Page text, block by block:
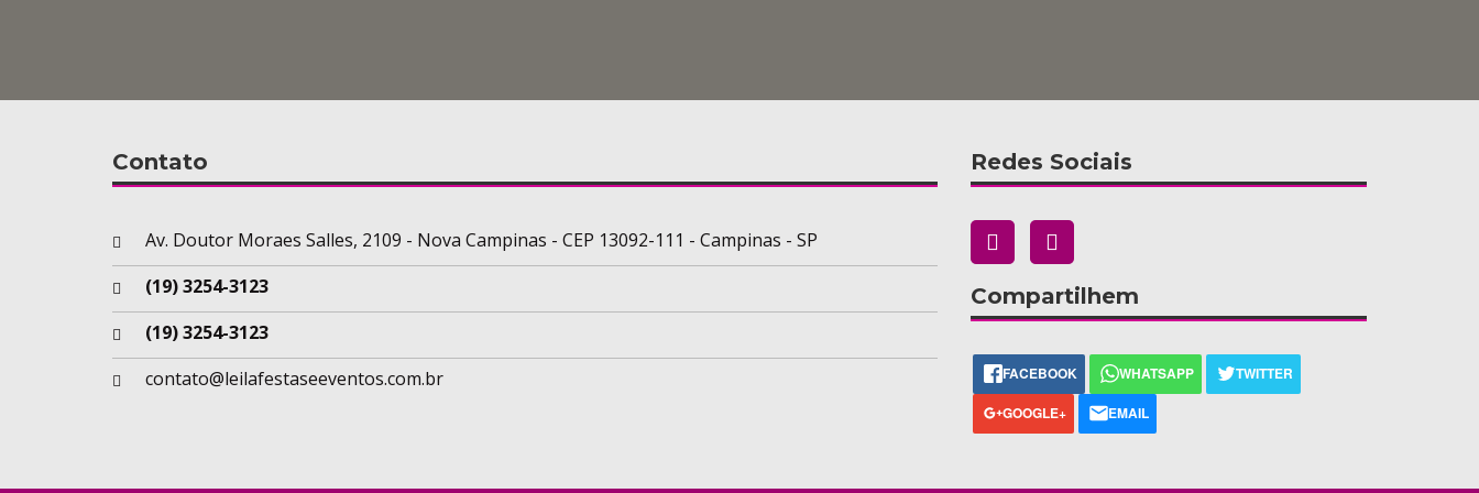
Contato
Av. Doutor Moraes Salles, 2109 - Nova Campinas - CEP 13092-111 - Campinas - SP
(19) 3254-3123
(19) 3254-3123
contato@leilafestaseeventos.com.br
Redes Sociais
Compartilhem
FACEBOOK WHATSAPP
TWITTER
GOOGLE+
EMAIL